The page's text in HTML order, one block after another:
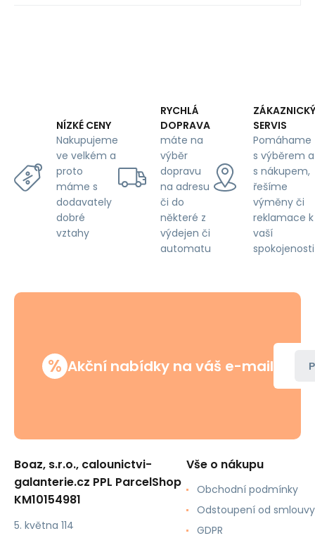
NÍZKÉ CENY
Nakupujeme
ve velkém a
proto
máme s
dodavately
dobré
vztahy
RYCHLÁ
DOPRAVA
máte na
výběr
dopravu
na adresu
či do
některé z
výdejen či
automatu
ZÁKAZNICKÝ
SERVIS
Pomáhame
s výběrem a
s nákupem,
řešíme
výměny či
reklamace k
vaší
spokojenosti
% Akční nabídky na váš e-mail
Boaz, s.r.o., calounictvi-
galanterie.cz PPL ParcelShop
KM10154981
5. května 114
Vše o nákupu
Obchodní podmínky
Odstoupení od smlouvy
GDPR